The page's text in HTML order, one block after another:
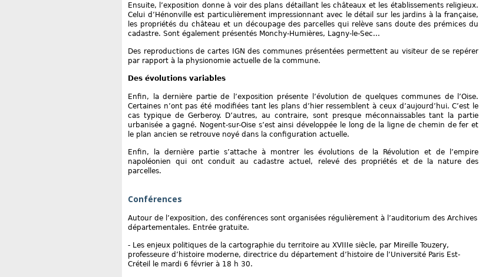
Ensuite, l’exposition donne à voir des plans détaillant les châteaux et les établissements religieux.
Celui d’Hénonville est particulièrement impressionnant avec le détail sur les jardins à la française,
les propriétés du château et un découpage des parcelles qui relève sans doute des prémices du
cadastre. Sont également présentés Monchy-Humières, Lagny-le-Sec...
Des reproductions de cartes IGN des communes présentées permettent au visiteur de se repérer
par rapport à la physionomie actuelle de la commune.
Des évolutions variables
Enfin, la dernière partie de l’exposition présente l’évolution de quelques communes de l’Oise.
Certaines n’ont pas été modifiées tant les plans d’hier ressemblent à ceux d’aujourd’hui. C’est le
cas typique de Gerberoy. D’autres, au contraire, sont presque méconnaissables tant la partie
urbanisée a gagné. Nogent-sur-Oise s’est ainsi développée le long de la ligne de chemin de fer et
le plan ancien se retrouve noyé dans la configuration actuelle.
Enfin, la dernière partie s’attache à montrer les évolutions de la Révolution et de l’empire
napoléonien qui ont conduit au cadastre actuel, relevé des propriétés et de la nature des
parcelles.
Conférences
Autour de l’exposition, des conférences sont organisées régulièrement à l’auditorium des Archives
départementales. Entrée gratuite.
- Les enjeux politiques de la cartographie du territoire au XVIIIe siècle, par Mireille Touzery,
professeure d’histoire moderne, directrice du département d’histoire de l’Université Paris Est-
Créteil le mardi 6 février à 18 h 30.